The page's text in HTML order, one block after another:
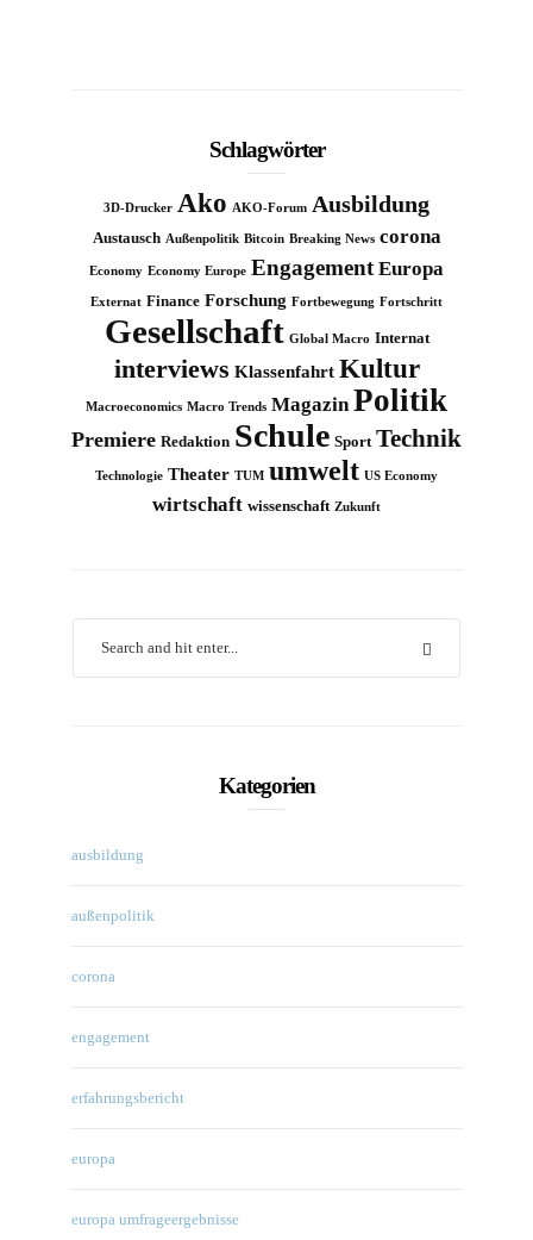
Schlagwörter
3D-Drucker Ako AKO-Forum Ausbildung
Austausch Außenpolitik Bitcoin Breaking News corona
Economy Economy Europe Engagement Europa
Externat Finance Forschung Fortbewegung Fortschritt
Gesellschaft Global Macro Internat
interviews Klassenfahrt Kultur
Macroeconomics Macro Trends Magazin Politik
Premiere Redaktion Schule Sport Technik
Technologie Theater TUM umwelt US Economy
wirtschaft wissenschaft Zukunft
Kategorien
ausbildung
außenpolitik
corona
engagement
erfahrungsbericht
europa
europa umfrageergebnisse